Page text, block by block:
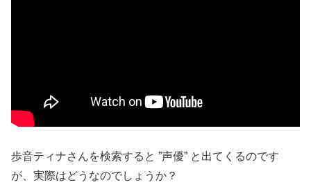
歩音ティナさんを検索すると ”声優” と出てくるのです
が、実際はどうなのでしょうか？